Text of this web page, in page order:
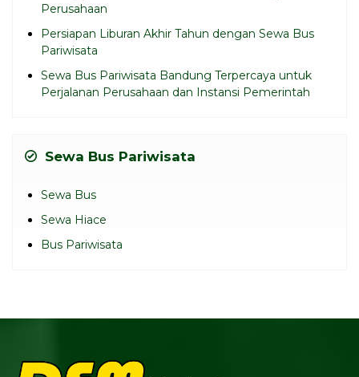
Perusahaan
Persiapan Liburan Akhir Tahun dengan Sewa Bus
Pariwisata
Sewa Bus Pariwisata Bandung Terpercaya untuk
Perjalanan Perusahaan dan Instansi Pemerintah
Sewa Bus Pariwisata
Sewa Bus
Sewa Hiace
Bus Pariwisata